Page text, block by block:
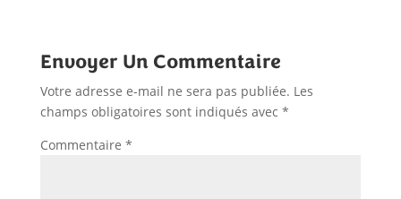
Envoyer Un Commentaire
Votre adresse e-mail ne sera pas publiée. Les
champs obligatoires sont indiqués avec *
Commentaire *